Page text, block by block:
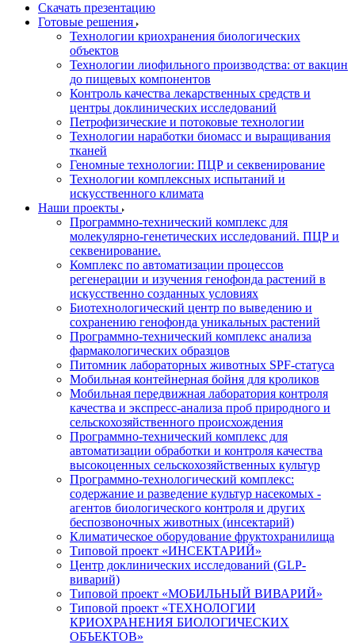
Скачать презентацию
Готовые решения
Технологии криохранения биологических
объектов
Технологии лиофильного производства: от вакцин
до пищевых компонентов
Контроль качества лекарственных средств и
центры доклинических исследований
Петрофизические и потоковые технологии
Технологии наработки биомасс и выращивания
тканей
Геномные технологии: ПЦР и секвенирование
Технологии комплексных испытаний и
искусственного климата
Наши проекты
Программно-технический комплекс для
молекулярно-генетических исследований. ПЦР и
секвенирование.
Комплекс по автоматизации процессов
регенерации и изучения генофонда растений в
искусственно созданных условиях
Биотехнологический центр по выведению и
сохранению генофонда уникальных растений
Программно-технический комплекс анализа
фармакологических образцов
Питомник лабораторных животных SPF-статуса
Мобильная контейнерная бойня для кроликов
Мобильная передвижная лаборатория контроля
качества и экспресс-анализа проб природного и
сельскохозяйственного происхождения
Программно-технический комплекс для
автоматизации обработки и контроля качества
высокоценных сельскохозяйственных культур
Программно-технологический комплекс:
содержание и разведение культур насекомых -
агентов биологического контроля и других
беспозвоночных животных (инсектарий)
Климатическое оборудование фруктохранилища
Типовой проект «ИНСЕКТАРИЙ»
Центр доклинических исследований (GLP-
виварий)
Типовой проект «МОБИЛЬНЫЙ ВИВАРИЙ»
Типовой проект «ТЕХНОЛОГИИ
КРИОХРАНЕНИЯ БИОЛОГИЧЕСКИХ
ОБЪЕКТОВ»